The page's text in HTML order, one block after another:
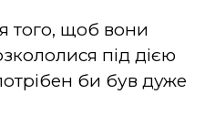
того, щоб вони
під дією
би був дуже